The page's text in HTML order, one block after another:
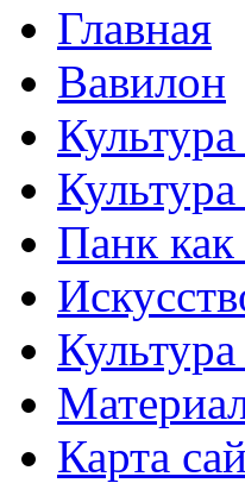
Главная
Вавилон
Панк как
Карта